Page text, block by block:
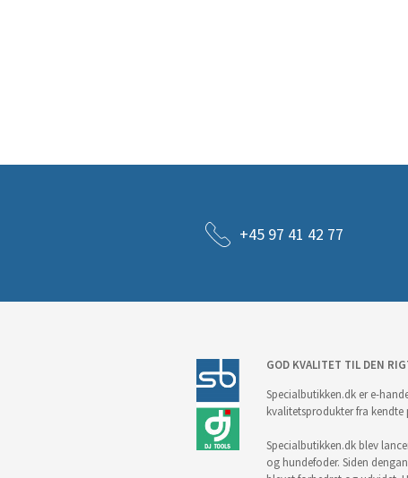
+45 97 41 42 77
GOD KVALITET TIL DEN
Specialbutikken.dk er e-
kvalitetsprodukter fra
Specialbutikken.dk blev
og hundefoder. Siden